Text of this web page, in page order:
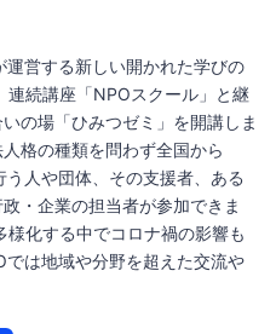
運営する新しい開かれた学びの
連続講座「NPOスクール」と継
の場「ひみつゼミ」を開講しま
格の種類を問わず全国から
人や団体、その支援者、ある
・企業の担当者が参加できま
様化する中でコロナ禍の影響も
は地域や分野を超えた交流や